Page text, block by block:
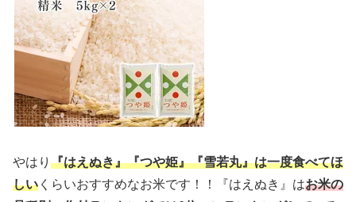
やはり 『はえぬき』『つや姫』『雪若丸』は一度食べてほ
しい くらいおすすめなお米です！！『はえぬき』はお米の